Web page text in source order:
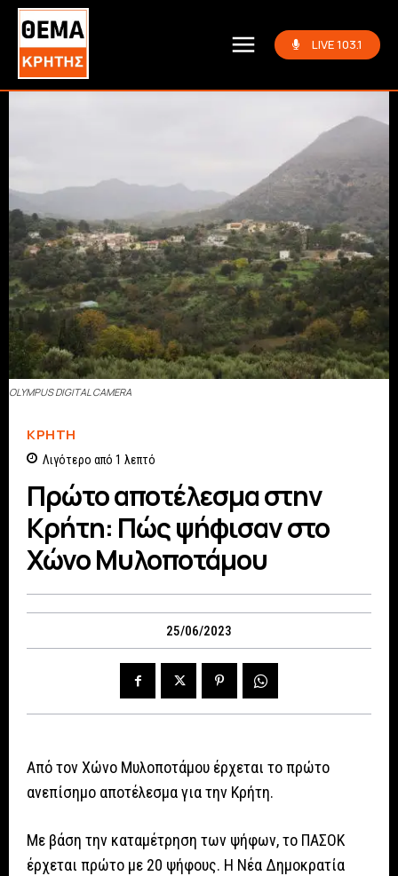
LIVE 103.1
OLYMPUS DIGITAL CAMERA
ΚΡΗΤΗ
Λιγότερο από 1 λεπτό
Πρώτο αποτέλεσμα στην
Κρήτη: Πώς ψήφισαν στο
Χώνο Μυλοποτάμου
25/06/2023
Από τον Χώνο Μυλοποτάμου έρχεται το πρώτο
ανεπίσημο αποτέλεσμα για την Κρήτη.
Με βάση την καταμέτρηση των ψήφων, το ΠΑΣΟΚ
έρχεται πρώτο με 20 ψήφους. Η Νέα Δημοκρατία